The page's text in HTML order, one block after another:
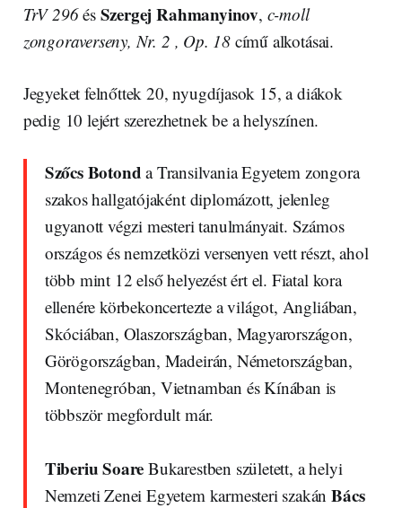
TrV 296és Szergej Rahmanyinov, c-moll
zongoraverseny, Nr. 2 , Op. 18 című alkotásai.
Jegyeket felnőttek 20, nyugdíjasok 15, a diákok
pedig 10 lejért szerezhetnek be a helyszínen.
Szőcs Botond a Transilvania Egyetem zongora
szakos hallgatójaként diplomázott, jelenleg
ugyanott végzi mesteri tanulmányait. Számos
országos és nemzetközi versenyen vett részt, ahol
több mint 12 első helyezést ért el. Fiatal kora
ellenére körbekoncertezte a világot, Angliában,
Skóciában, Olaszországban, Magyarországon,
Görögországban, Madeirán, Németországban,
Montenegróban, Vietnamban és Kínában is
többször megfordult már.
Tiberiu Soare Bukarestben született, a helyi
Nemzeti Zenei Egyetem karmesteri szakánBács